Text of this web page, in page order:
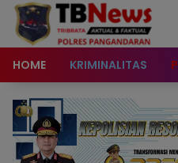
content
HOME KRIMINALITAS